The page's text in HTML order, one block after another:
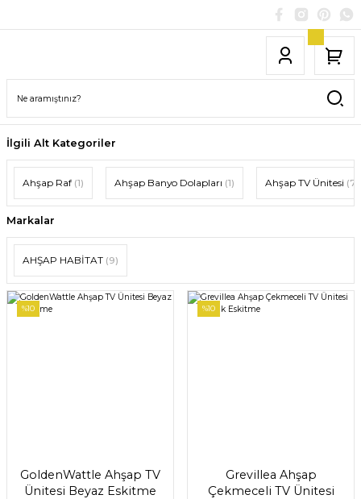
İlgili Alt Kategoriler
Ahşap Raf (1) Ahşap Banyo Dolapları (1) Ahşap TV Ünitesi (7)
Markalar
AHŞAP HABİTAT (9)
%10
GoldenWattle Ahşap TV
Ünitesi Beyaz Eskitme
%10
Grevillea Ahşap
Çekmeceli TV Ünitesi